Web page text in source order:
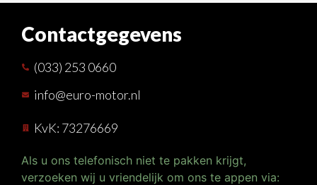
Contactgegevens
(033) 253 0660
info@euro-motor.nl
KvK: 73276669
Als u ons telefonisch niet te pakken krijgt,
verzoeken wij u vriendelijk om ons te appen via: